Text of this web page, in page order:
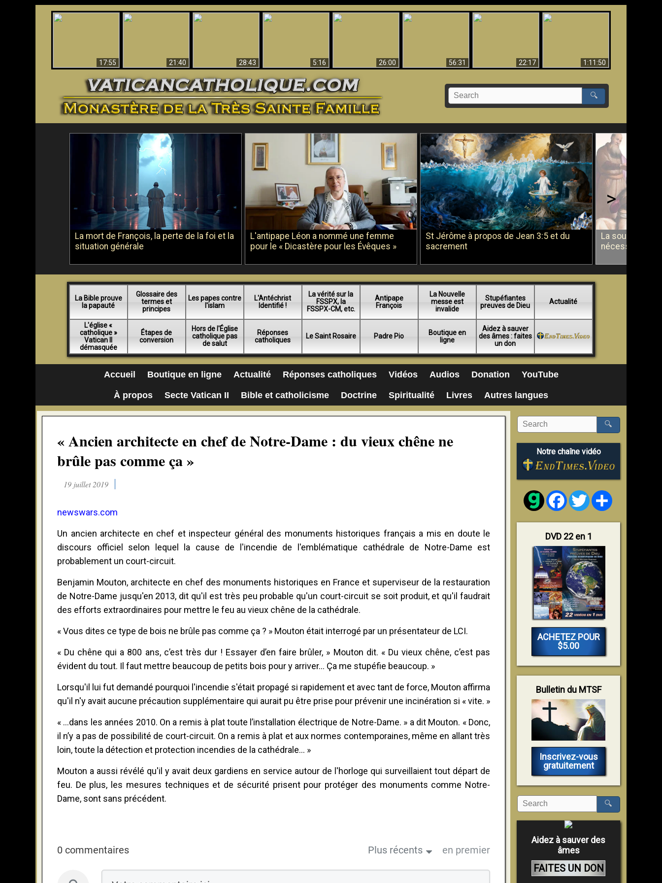
17:55
21:40
28:43
5:16
26:00 56:31 22:17
1:11:50
🔍
La mort de François, la perte de la foi et la
situation générale
L'antipape Léon a nommé une femme
pour le « Dicastère pour les Évêques »
St Jérôme à propos de Jean 3:5 et du
sacrement
La soumission
nécessité du
>
La Bible prouve
la papauté
Glossaire des
termes et
principes
Les papes contre
l'islam
L'Antéchrist
Identifié !
La vérité sur la
FSSPX, la
FSSPX-CM, etc.
Antipape
François
La Nouvelle
messe est
invalide
Stupéfiantes
preuves de Dieu
Actualité
L'église «
catholique »
Vatican II
démasquée
Étapes de
conversion
Hors de l'Église
catholique pas
de salut
Réponses
catholiques
Le Saint Rosaire Padre Pio
Boutique en
ligne
Aidez à sauver
des âmes : faites
un don
Accueil Boutique en ligne Actualité Réponses catholiques Vidéos Audios Donation YouTube
À propos Secte Vatican II Bible et catholicisme Doctrine Spiritualité Livres Autres langues
« Ancien architecte en chef de Notre-Dame : du vieux chêne ne
brûle pas comme ça »
19 juillet 2019
newswars.com
Un ancien architecte en chef et inspecteur général des monuments historiques français a mis en doute le
discours officiel selon lequel la cause de l'incendie de l'emblématique cathédrale de Notre-Dame est
probablement un court-circuit.
Benjamin Mouton, architecte en chef des monuments historiques en France et superviseur de la restauration
de Notre-Dame jusqu'en 2013, dit qu'il est très peu probable qu'un court-circuit se soit produit, et qu'il faudrait
des efforts extraordinaires pour mettre le feu au vieux chêne de la cathédrale.
« Vous dites ce type de bois ne brûle pas comme ça ? » Mouton était interrogé par un présentateur de LCI.
« Du chêne qui a 800 ans, c’est très dur ! Essayer d’en faire brûler, » Mouton dit. « Du vieux chêne, c’est pas
évident du tout. Il faut mettre beaucoup de petits bois pour y arriver... Ça me stupéfie beaucoup. »
Lorsqu'il lui fut demandé pourquoi l'incendie s'était propagé si rapidement et avec tant de force, Mouton affirma
qu'il n'y avait aucune précaution supplémentaire qui aurait pu être prise pour prévenir une incinération si « vite. »
« ...dans les années 2010. On a remis à plat toute l’installation électrique de Notre-Dame. » a dit Mouton. « Donc,
il n’y a pas de possibilité de court-circuit. On a remis à plat et aux normes contemporaines, même en allant très
loin, toute la détection et protection incendies de la cathédrale... »
Mouton a aussi révélé qu'il y avait deux gardiens en service autour de l'horloge qui surveillaient tout départ de
feu. De plus, les mesures techniques et de sécurité prisent pour protéger des monuments comme Notre-
Dame, sont sans précédent.
0 commentaires Plus récents en premier
🔍
Notre chaîne vidéo
FacebookTwitter
DVD 22 en 1
ACHETEZ POUR
$5.00
Bulletin du MTSF
Inscrivez-vous
gratuitement
🔍
Aidez à sauver des
âmes
FAITES UN DON